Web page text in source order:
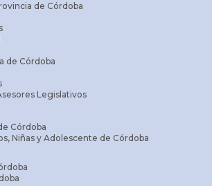
de Córdoba
de Córdoba
Legislativos
Córdoba
Niñas y Adolescente de Córdoba